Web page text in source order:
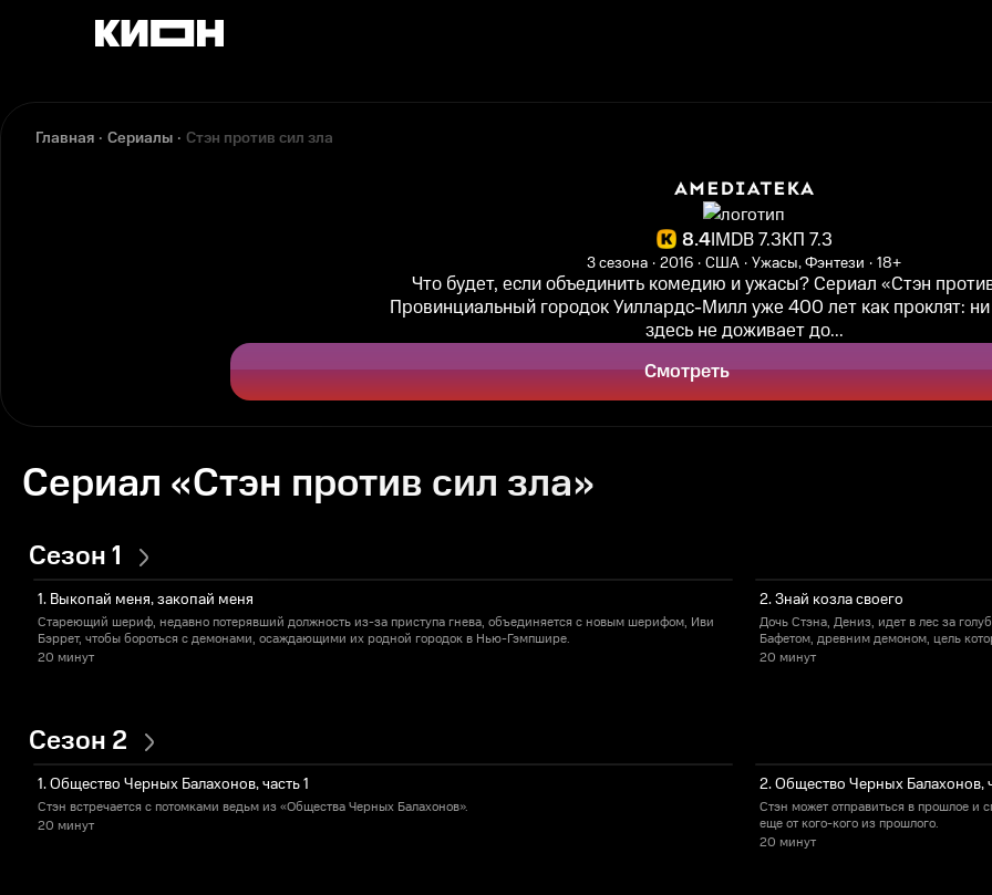
Главная Сериалы Стэн против сил зла
8.4IMDB 7.3КП 7.3
3 сезона 2016 США Ужасы, Фэнтези 18+
Что будет, если объединить комедию и ужасы? Сериал «Стэн
Провинциальный городок Уиллардс-Милл уже 400 лет как проклят:
здесь не доживает до...
Смотреть
Сериал «Стэн против сил зла»
Сезон 1
1. Выкопай меня, закопай меня
Стареющий шериф, недавно потерявший должность из-за приступа гнева, объединяется с новым шерифом, Иви
Бэррет, чтобы бороться с демонами, осаждающими их родной городок в Нью-Гэмпшире.
20 минут
2. Знай козла своего
Дочь Стэна, Дениз, идет в лес за
Бафетом, древним демоном, цель
20 минут
Сезон 2
1. Общество Черных Балахонов, часть 1
Стэн встречается с потомками ведьм из «Общества Черных Балахонов».
20 минут
2. Общество Черных Балахонов,
Стэн может отправиться в прошлое и
еще от кого-кого из прошлого.
20 минут